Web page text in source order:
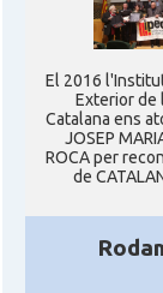
El 2016
Exterior de
Catalana ens
JOSEP
ROCA per
de